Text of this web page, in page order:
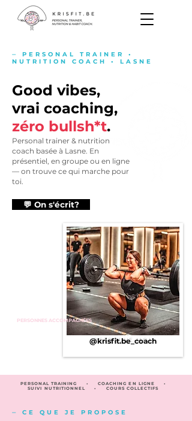
⏤ PERSONAL TRAINER •
NUTRITION COACH • LASNE
Good vibes,
vrai coaching,
zéro bullsh*t.
Personal trainer & nutrition
coach basée à Lasne. En
présentiel, en groupe ou en ligne
— on trouve ce qui marche pour
toi.
💬 On s'écrit?
RETROUVE-MOI
PERSONNES ACCOMPAGNÉES
@krisfit.be_coach
PERSONAL TRAINING • COACHING EN LIGNE •
SUIVI NUTRITIONNEL • COURS COLLECTIFS
⏤ CE QUE JE PROPOSE